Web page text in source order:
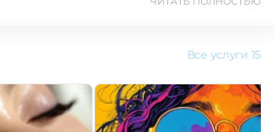
Все услуги 15